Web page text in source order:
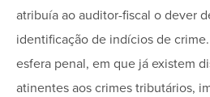
atribuía ao auditor-fiscal o dever
identificação de indícios de
esfera penal, em que já existem
atinentes aos crimes tributários,